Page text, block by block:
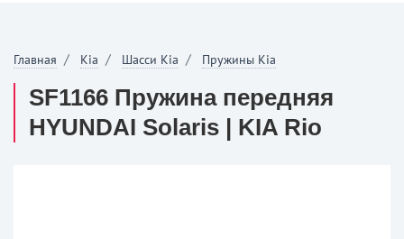
Главная Kia Шасси Kia Пружины Kia
SF1166 Пружина передняя
HYUNDAI Solaris | KIA Rio